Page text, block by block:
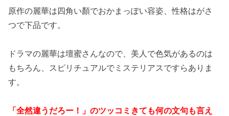
原作の麗華は四角い顏でおかまっぽい容姿、性格はがさ
つで下品です。
ドラマの麗華は壇蜜さんなので、美人で色気があるのは
もちろん、スピリチュアルでミステリアスですらありま
す。
「全然違うだろー！」のツッコミきても何の文句も言え